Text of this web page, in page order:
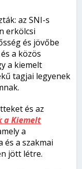
az SNI-s
erkölcsi
és jövőbe
a közös
a kiemelt
tagjai legyenek
és az
a Kiemelt
a
és a szakmai
jött létre.